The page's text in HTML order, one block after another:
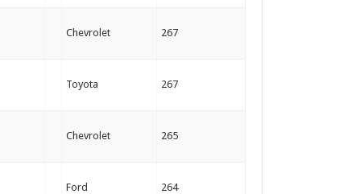
Chevrolet 267
Toyota 267
Chevrolet 265
Ford 264